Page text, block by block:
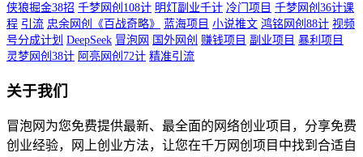
侠狼掘金38招 千梦网创108计 明灯副业千计 冷门项目 千梦网创36计课
程 引流 忠余网创《百战奇略》 蓝海项目 小说推文 鸿铭网创88计 视频
号分成计划 DeepSeek 冒泡网 国外网创 赚钱项目 副业项目 暴利项目
灵梦网创38计 阿亮网创72计 精准引流
关于我们
冒泡网为您免费提供最新、最全面的网络创业项目，分享免费
创业经验，网上创业方法，让您在千万网创项目中找到合适自